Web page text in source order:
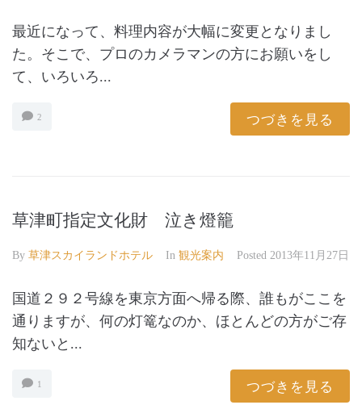
最近になって、料理内容が大幅に変更となりまし
た。そこで、プロのカメラマンの方にお願いをし
て、いろいろ...
2 つづきを見る
草津町指定文化財 泣き燈籠
By 草津スカイランドホテル In 観光案内 Posted 2013年11月27日
国道２９２号線を東京方面へ帰る際、誰もがここを
通りますが、何の灯篭なのか、ほとんどの方がご存
知ないと...
1 つづきを見る